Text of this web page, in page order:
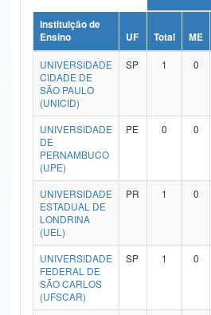
Ministério da Ciência, Tecnologia, Inovações e
Ministério do Meio Ambiente
Ministério do Turismo
Ministério do Desenvolvimento Regional
Controladoria-Geral da União
Ministério da Mulher, da Família e dos Direitos
Secretaria-Geral
Secretaria de Governo
Gabinete de Segurança Institucional
Advocacia-Geral da União
Instituição de
Ensino
UF Total ME
UNIVERSIDADE
CIDADE DE
SÃO PAULO
(UNICID)
SP 1 0
UNIVERSIDADE
DE
PERNAMBUCO
(UPE)
PE 0 0
UNIVERSIDADE
ESTADUAL DE
LONDRINA
(UEL)
PR 1 0
UNIVERSIDADE
FEDERAL DE
SÃO CARLOS
(UFSCAR)
SP 1 0